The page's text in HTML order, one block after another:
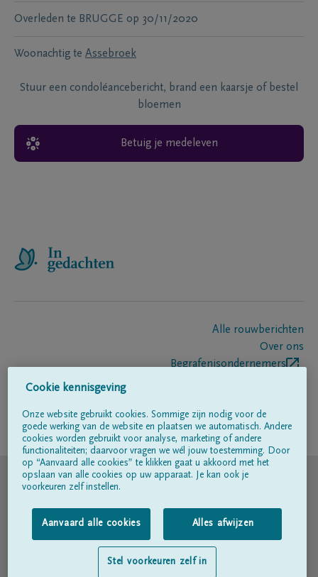
Overleden te BRUGGE op 30/11/2020
Woonachtig te Assebroek
Stuur een condoléancebericht, brand een kaarsje of bestel
bloemen
Betuig je medeleven
Alle rouwberichten
Over ons
Begrafenisondernemers
Volg ons op
© DELA
Gebruiksvoorwaarden
Privacyverklaring
Toegankelijkheidsverklaring
Cookie kennisgeving
Onze website gebruikt cookies. Sommige zijn nodig voor de
goede werking van de website en plaatsen we automatisch. Andere
cookies worden gebruikt voor analyse, marketing of andere
functionaliteiten; daarvoor vragen we wél jouw toestemming. Door
op “Aanvaard alle cookies” te klikken gaat u akkoord met het
opslaan van alle cookies op uw apparaat. Je kan ook je
voorkeuren zelf instellen.
Aanvaard alle cookies Alles afwijzen
Stel voorkeuren zelf in